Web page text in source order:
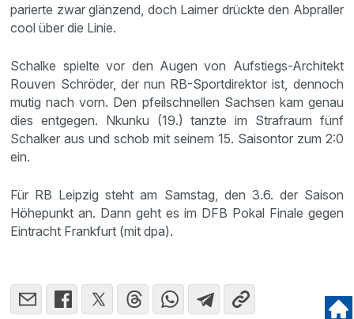
parierte zwar glänzend, doch Laimer drückte den Abpraller
cool über die Linie.
Schalke spielte vor den Augen von Aufstiegs-Architekt
Rouven Schröder, der nun RB-Sportdirektor ist, dennoch
mutig nach vorn. Den pfeilschnellen Sachsen kam genau
dies entgegen. Nkunku (19.) tanzte im Strafraum fünf
Schalker aus und schob mit seinem 15. Saisontor zum 2:0
ein.
Für RB Leipzig steht am Samstag, den 3.6. der Saison
Höhepunkt an. Dann geht es im DFB Pokal Finale gegen
Eintracht Frankfurt (mit dpa).